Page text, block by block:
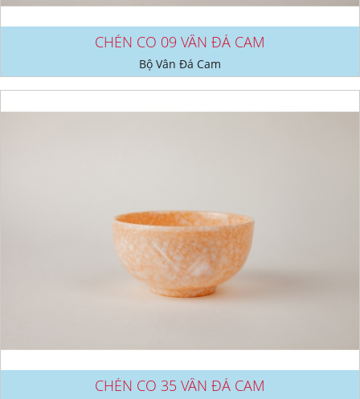
CHÉN CO 09 VÂN ĐÁ CAM
Bộ Vân Đá Cam
CHÉN CO 35 VÂN ĐÁ CAM